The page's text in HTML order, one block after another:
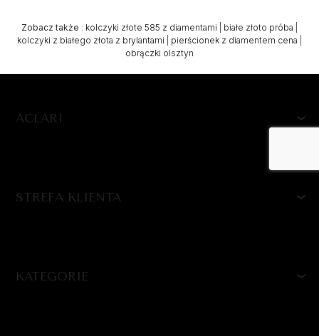
Zobacz także : kolczyki złote 585 z diamentami białe złoto próba
kolczyki z białego złota z brylantami
pierścionek z diamentem cena
obrączki olsztyn
ACLARI
STREFA KLIENTA
KATEGORIE